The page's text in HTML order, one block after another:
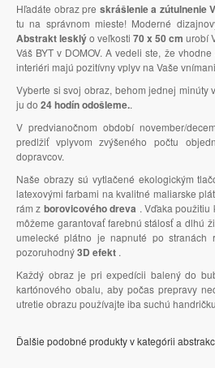
Hľadáte obraz pre skrášlenie a zútulnenie
tu na správnom mieste! Moderné
Abstrakt lesklýo veľkosti 70 x 50 cm urobí
Váš BYT v DOMOV. A vedeli ste, že
interiéri majú pozitívny vplyv na Vaše
Vyberte si svoj obraz, behom jednej minúty
ju do 24 hodín odošleme..
V predvianočnom období november/
predlžiť vplyvom zvýšeného počtu
dopravcov.
Naše obrazy sú vytlačené ekologickým
latexovými farbami na kvalitné maliarske
rám z borovicového dreva . Vďaka použitiu
môžeme garantovať farebnú stálosť a dlhú
umelecké plátno je napnuté po stranách
pozoruhodný3D efekt .
Každý obraz je pri expedícii balený do
kartónového obalu, aby počas prepravy
utretie obrazu používajte iba suchú
Ďalšie podobné produkty v kategórii